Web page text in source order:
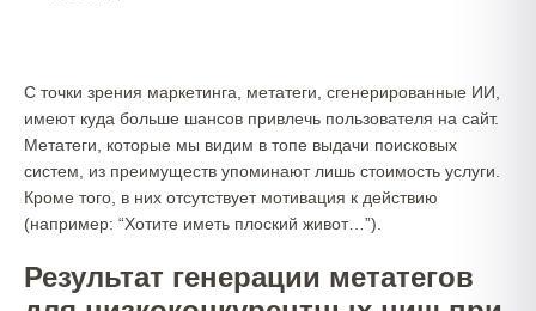
С точки зрения маркетинга, метатеги, сгенерированные ИИ,
имеют куда больше шансов привлечь пользователя на сайт.
Метатеги, которые мы видим в топе выдачи поисковых
систем, из преимуществ упоминают лишь стоимость услуги.
Кроме того, в них отсутствует мотивация к действию
(например: “Хотите иметь плоский живот…”).
Результат генерации метатегов